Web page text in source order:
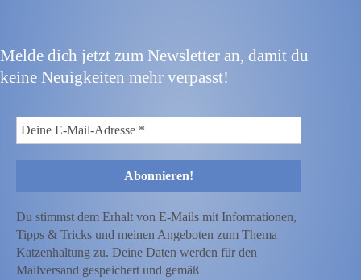
Melde dich jetzt zum Newsletter an, damit du
keine Neuigkeiten mehr verpasst!
Du stimmst dem Erhalt von E-Mails mit Informationen,
Tipps & Tricks und meinen Angeboten zum Thema
Katzenhaltung zu. Deine Daten werden für den
Mailversand gespeichert und gemäß